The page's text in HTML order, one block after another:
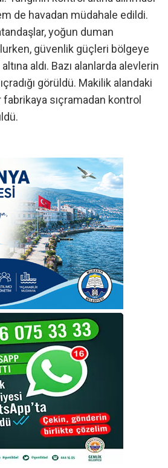
de havadan müdahale edildi.
yoğun duman
güvenlik güçleri bölgeye
aldı. Bazı alanlarda alevlerin
görüldü. Makilik alandaki
fabrikaya sıçramadan kontrol